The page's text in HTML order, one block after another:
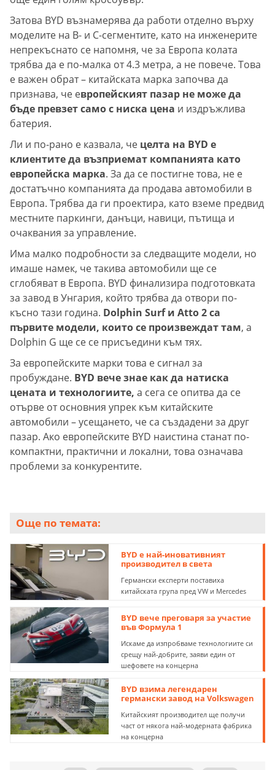
Затова BYD възнамерява да работи отделно върху
моделите на B- и C-сегментите, като на инженерите
непрекъснато се напомня, че за Европа колата
трябва да е по-малка от 4.3 метра, а не повече. Това
е важен обрат – китайската марка започва да
признава, че европейският пазар не може да
бъде превзет само с ниска цена и издръжлива
батерия.
Ли и по-рано е казвала, че целта на BYD е
клиентите да възприемат компанията като
европейска марка. За да се постигне това, не е
достатъчно компанията да продава автомобили в
Европа. Трябва да ги проектира, като вземе предвид
местните паркинги, данъци, навици, пътища и
очаквания за управление.
Има малко подробности за следващите модели, но
имаше намек, че такива автомобили ще се
сглобяват в Европа. BYD финализира подготовката
за завод в Унгария, който трябва да отвори по-
късно тази година. Dolphin Surf и Atto 2 са
първите модели, които се произвеждат там, а
Dolphin G ще се се присъедини към тях.
За европейските марки това е сигнал за
пробуждане. BYD вече знае как да натиска
цената и технологиите, а сега се опитва да се
отърве от основния упрек към китайските
автомобили – усещането, че са създадени за друг
пазар. Ако европейските BYD наистина станат по-
компактни, практични и локални, това означава
проблеми за конкурентите.
Още по темата:
BYD е най-иновативният
производител в света
Германски експерти поставиха
китайската група пред VW и Mercedes
BYD вече преговаря за участие
във Формула 1
Искаме да изпробваме технологиите си
срещу най-добрите, заяви един от
шефовете на концерна
BYD взима легендарен
германски завод на Volkswagen
Китайският производител ще получи
част от някога най-модерната фабрика
на концерна